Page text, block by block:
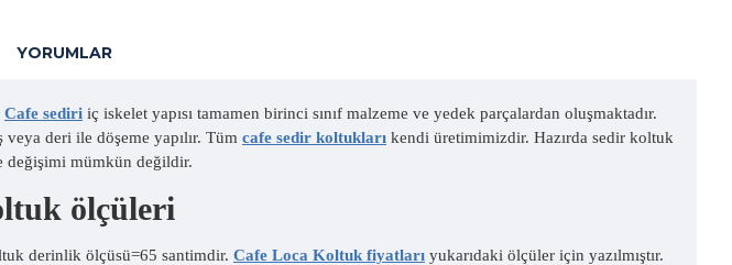
YORUMLAR
Cafe sediri iç iskelet yapısı tamamen birinci sınıf malzeme ve yedek parçalardan oluşmaktadır.
deri ile döşeme yapılır. Tüm cafe sedir koltukları kendi üretimimizdir. Hazırda sedir koltuk
değişimi mümkün değildir.
ölçüleri
derinlik ölçüsü=65 santimdir. Cafe Loca Koltuk fiyatları yukarıdaki ölçüler için yazılmıştır.